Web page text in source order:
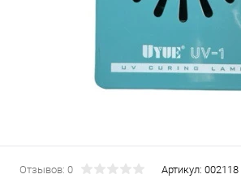
Отзывов: 0 Артикул: 002118